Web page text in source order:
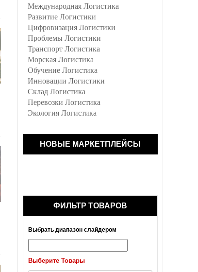
Международная Логистика
Развитие Логистики
Цифровизация Логистики
Проблемы Логистики
Транспорт Логистика
Морская Логистика
Обучение Логистика
Инновации Логистики
Склад Логистика
Перевозки Логистика
Экология Логистика
НОВЫЕ МАРКЕТПЛЕЙСЫ
ФИЛЬТР ТОВАРОВ
Выбрать диапазон слайдером
Выберите Товары